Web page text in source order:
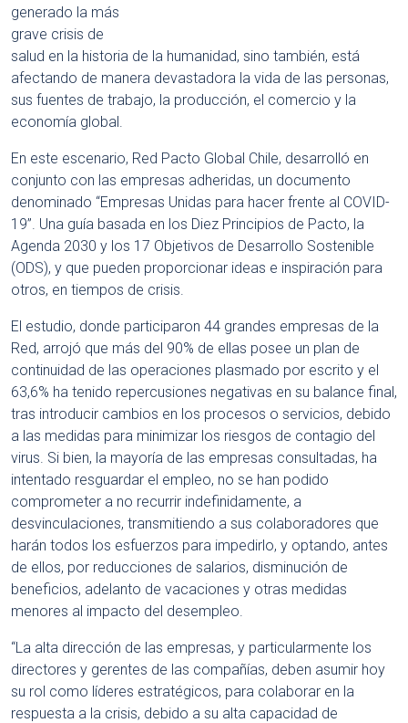
generado la más
grave crisis de
salud en la historia de la humanidad, sino también, está
afectando de manera devastadora la vida de las personas,
sus fuentes de trabajo, la producción, el comercio y la
economía global.
En este escenario, Red Pacto Global Chile, desarrolló en
conjunto con las empresas adheridas, un documento
denominado “Empresas Unidas para hacer frente al COVID-
19”. Una guía basada en los Diez Principios de Pacto, la
Agenda 2030 y los 17 Objetivos de Desarrollo Sostenible
(ODS), y que pueden proporcionar ideas e inspiración para
otros, en tiempos de crisis.
El estudio, donde participaron 44 grandes empresas de la
Red, arrojó que más del 90% de ellas posee un plan de
continuidad de las operaciones plasmado por escrito y el
63,6% ha tenido repercusiones negativas en su balance final,
tras introducir cambios en los procesos o servicios, debido
a las medidas para minimizar los riesgos de contagio del
virus. Si bien, la mayoría de las empresas consultadas, ha
intentado resguardar el empleo, no se han podido
comprometer a no recurrir indefinidamente, a
desvinculaciones, transmitiendo a sus colaboradores que
harán todos los esfuerzos para impedirlo, y optando, antes
de ellos, por reducciones de salarios, disminución de
beneficios, adelanto de vacaciones y otras medidas
menores al impacto del desempleo.
“La alta dirección de las empresas, y particularmente los
directores y gerentes de las compañías, deben asumir hoy
su rol como líderes estratégicos, para colaborar en la
respuesta a la crisis, debido a su alta capacidad de